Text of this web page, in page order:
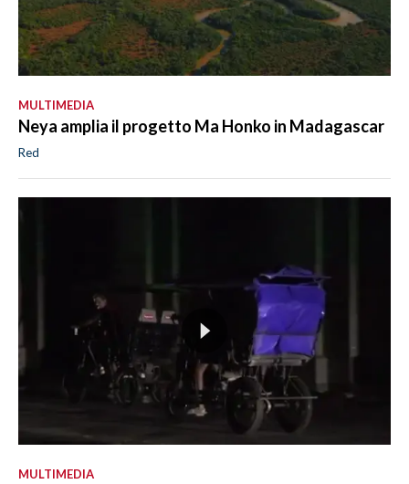
MULTIMEDIA
Neya amplia il progetto Ma Honko in Madagascar
Red
MULTIMEDIA